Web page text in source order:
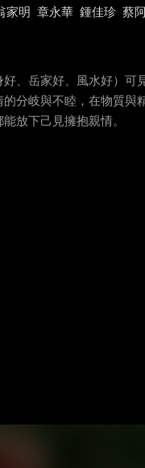
家明 章永華 鍾佳珍 蔡
、岳家好、風水好）
分岐與不睦，在物質
放下己見擁抱親情。